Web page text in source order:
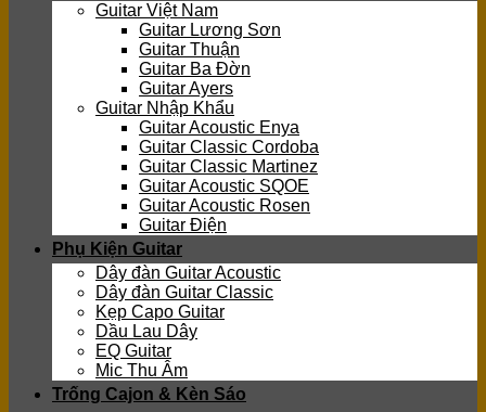
Guitar Việt Nam
Guitar Lương Sơn
Guitar Thuận
Guitar Ba Đờn
Guitar Ayers
Guitar Nhập Khẩu
Guitar Acoustic Enya
Guitar Classic Cordoba
Guitar Classic Martinez
Guitar Acoustic SQOE
Guitar Acoustic Rosen
Guitar Điện
Phụ Kiện Guitar
Dây đàn Guitar Acoustic
Dây đàn Guitar Classic
Kẹp Capo Guitar
Dầu Lau Dây
EQ Guitar
Mic Thu Âm
Trống Cajon & Kèn Sáo